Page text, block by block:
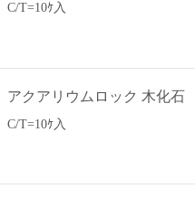
C/T=10ｹ入
アクアリウムロック 木化石
C/T=10ｹ入